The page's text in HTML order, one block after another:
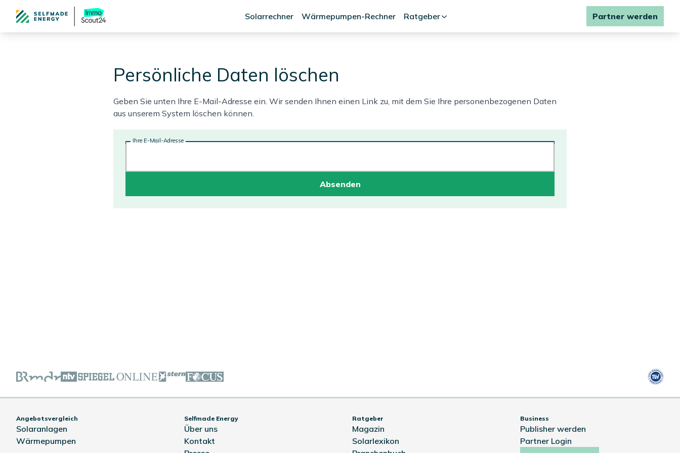
Solarrechner Wärmepumpen-Rechner Ratgeber Partner werden
Persönliche Daten löschen
Geben Sie unten Ihre E-Mail-Adresse ein. Wir senden Ihnen einen Link zu, mit dem Sie Ihre personenbezogenen Daten
aus unserem System löschen können.
Ihre E-Mail-Adresse
Absenden
Angebotsvergleich
Solaranlagen
Wärmepumpen
Selfmade Energy
Über uns
Kontakt
Ratgeber
Magazin
Solarlexikon
Business
Publisher werden
Partner Login